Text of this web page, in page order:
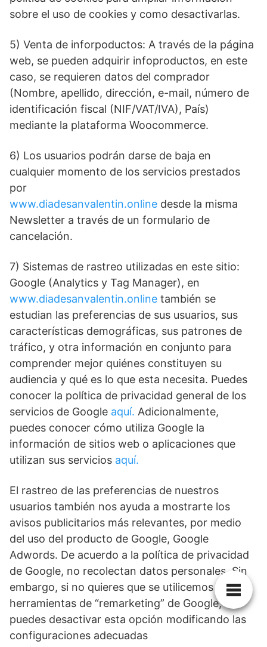
sobre el uso de cookies y como desactivarlas.
5) Venta de inforpoductos: A través de la página
web, se pueden adquirir infoproductos, en este
caso, se requieren datos del comprador
(Nombre, apellido, dirección, e-mail, número de
identificación fiscal (NIF/VAT/IVA), País)
mediante la plataforma Woocommerce.
6) Los usuarios podrán darse de baja en
cualquier momento de los servicios prestados
por
www.diadesanvalentin.online desde la misma
Newsletter a través de un formulario de
cancelación.
7) Sistemas de rastreo utilizadas en este sitio:
Google (Analytics y Tag Manager), en
www.diadesanvalentin.online también se
estudian las preferencias de sus usuarios, sus
características demográficas, sus patrones de
tráfico, y otra información en conjunto para
comprender mejor quiénes constituyen su
audiencia y qué es lo que esta necesita. Puedes
conocer la política de privacidad general de los
servicios de Google aquí. Adicionalmente,
puedes conocer cómo utiliza Google la
información de sitios web o aplicaciones que
utilizan sus servicios aquí.
El rastreo de las preferencias de nuestros
usuarios también nos ayuda a mostrarte los
avisos publicitarios más relevantes, por medio
del uso del producto de Google, Google
Adwords. De acuerdo a la política de privacidad
de Google, no recolectan datos personales. Sin
embargo, si no quieres que se utilicemos la
herramientas de “remarketing” de Google,
puedes desactivar esta opción modificando las
configuraciones adecuadas